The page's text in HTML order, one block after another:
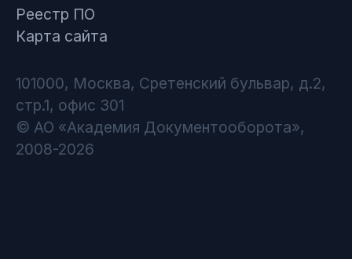
Реестр ПО
Карта сайта
101000, Москва, Сретенский бульвар, д.2,
стр.1, офис 301
© АО «Академия Документооборота»,
2008-2026